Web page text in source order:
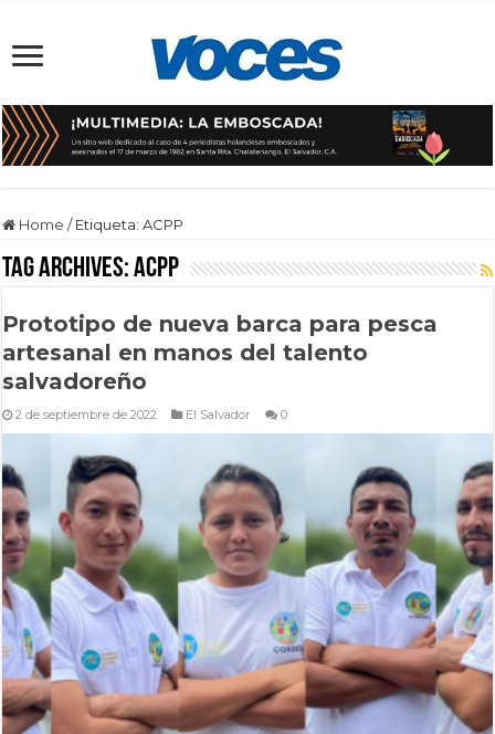
Home / Etiqueta:ACPP
Tag Archives:ACPP
Prototipo de nueva barca para pesca
artesanal en manos del talento
salvadoreño
2 de septiembre de 2022 El Salvador 0